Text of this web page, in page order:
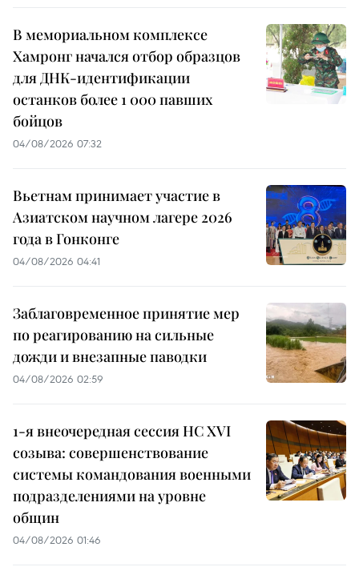
В мемориальном комплексе
Хамронг начался отбор образцов
для ДНК-идентификации
останков более 1 000 павших
бойцов
04/08/2026 07:32
Вьетнам принимает участие в
Азиатском научном лагере 2026
года в Гонконге
04/08/2026 04:41
Заблаговременное принятие мер
по реагированию на сильные
дожди и внезапные паводки
04/08/2026 02:59
1-я внеочередная сессия НС XVI
созыва: совершенствование
системы командования военными
подразделениями на уровне
общин
04/08/2026 01:46